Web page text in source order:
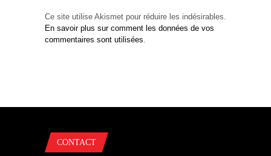
Ce site utilise Akismet pour réduire les indésirables.
En savoir plus sur comment les données de vos
commentaires sont utilisées
CONTACT